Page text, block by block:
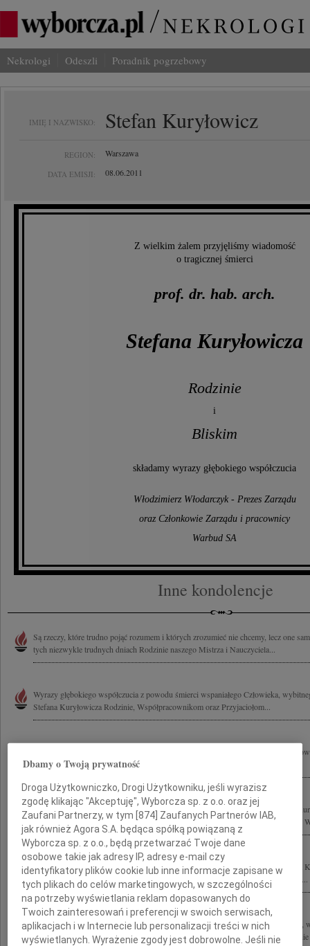
Nekrologi Odeszli Poradnik pogrzebowy
IMIĘ I NAZWISKO: Stefan Kuryłowicz
REGION: Warszawa
DATA EMISJI: 08.06.2011
Z wielkim żalem przyjęliśmy wiadomość
o tragicznej śmierci
prof. dr. hab. arch.
Stefana Kuryłowicza
Rodzinie
i
Bliskim
składamy wyrazy głębokiego współczucia
Włodzimierz Włodarczyk - Prezes Zarządu
oraz Członkowie Zarządu i pracownicy
Warbud SA
Inne kondolencje
Są rzeczy, które trudno pojąć rozumem i których zrozumieć nie chcemy, lecz one
tych niezwykle trudnych dniach Rodzinie naszego Mistrza i Nauczyciela...
Wyrazy głębokiego współczucia z powodu śmierci wspaniałego Człowieka,
Stefana Kuryłowicza Rodzinie, Współpracownikom oraz Przyjaciołom...
6 czerwca 2011 roku zginął tragicznie wspaniały Kolega i Przyjaciel Stefan
zza oceanu łączymy się myślami ze wszystkimi, których ta tragedia boleśnie...
Z powodu tragicznej śmierci naszego Kolegi, wybitnego architekta prof. Stefana
Przyjaciołom oraz Współpracownikom składamy wyrazy głębokiego współczucia.
Z wielkim smutkiem i żalem żegnam tragicznie zmarłego Kolegę profesora
tragedii składam wyrazy współczucia prof. Ewie Kuryłowicz wszystkim Bliskim i...
Z wielkim żalem przyjęliśmy wiadomość o tragicznej śmierci wybitnego architekta,
Konkursu Polski Cement w Architekturze prof. arch. Stefana Kuryłowicza Rodzinie
Dbamy o Twoją prywatność
Droga Użytkowniczko, Drogi Użytkowniku, jeśli wyrazisz
zgodę klikając "Akceptuję", Wyborcza sp. z o.o. oraz jej
Zaufani Partnerzy, w tym [874] Zaufanych Partnerów IAB,
jak również Agora S.A. będąca spółką powiązaną z
Wyborcza sp. z o.o., będą przetwarzać Twoje dane
osobowe takie jak adresy IP, adresy e-mail czy
identyfikatory plików cookie lub inne informacje zapisane w
tych plikach do celów marketingowych, w szczególności
na potrzeby wyświetlania reklam dopasowanych do
Twoich zainteresowań i preferencji w swoich serwisach,
aplikacjach i w Internecie lub personalizacji treści w nich
wyświetlanych. Wyrażenie zgody jest dobrowolne. Jeśli nie